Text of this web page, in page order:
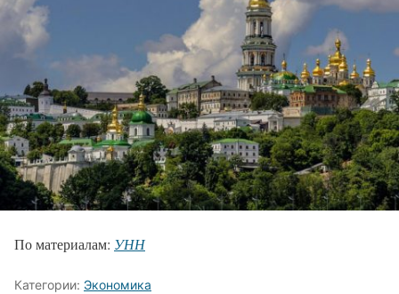
По материалам: УНН
Категории: Экономика